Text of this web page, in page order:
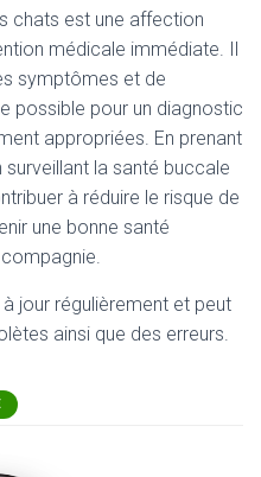
chats est une affection
médicale immédiate. Il
symptômes et de
possible pour un diagnostic
appropriées. En prenant
la santé buccale
à réduire le risque de
une bonne santé
jour régulièrement et peut
ainsi que des erreurs.